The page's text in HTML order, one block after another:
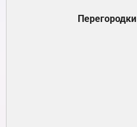
Перегородки